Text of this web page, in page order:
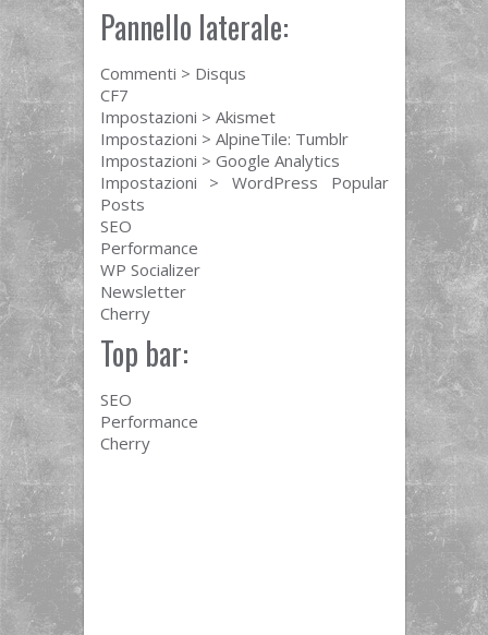
Pannello laterale:
Commenti > Disqus
CF7
Impostazioni > Akismet
Impostazioni > AlpineTile: Tumblr
Impostazioni > Google Analytics
Impostazioni > WordPress Popular
Posts
SEO
Performance
WP Socializer
Newsletter
Cherry
Top bar:
SEO
Performance
Cherry